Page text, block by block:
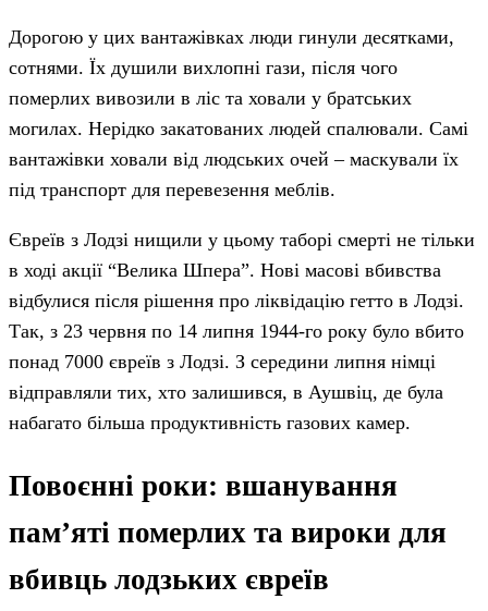
Дорогою у цих вантажівках люди гинули десятками,
сотнями. Їх душили вихлопні гази, після чого
померлих вивозили в ліс та ховали у братських
могилах. Нерідко закатованих людей спалювали. Самі
вантажівки ховали від людських очей – маскували їх
під транспорт для перевезення меблів.
Євреїв з Лодзі нищили у цьому таборі смерті не тільки
в ході акції “Велика Шпера”. Нові масові вбивства
відбулися після рішення про ліквідацію гетто в Лодзі.
Так, з 23 червня по 14 липня 1944-го року було вбито
понад 7000 євреїв з Лодзі. З середини липня німці
відправляли тих, хто залишився, в Аушвіц, де була
набагато більша продуктивність газових камер.
Повоєнні роки: вшанування
пам’яті померлих та вироки для
вбивць лодзьких євреїв